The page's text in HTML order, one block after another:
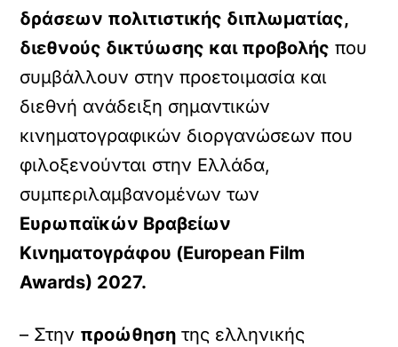
δράσεων πολιτιστικής διπλωματίας,
διεθνούς δικτύωσης και προβολής που
συμβάλλουν στην προετοιμασία και
διεθνή ανάδειξη σημαντικών
κινηματογραφικών διοργανώσεων που
φιλοξενούνται στην Ελλάδα,
συμπεριλαμβανομένων των
Ευρωπαϊκών Βραβείων
Κινηματογράφου (European Film
Awards) 2027.
– Στην προώθηση της ελληνικής